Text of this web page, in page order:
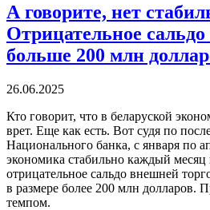
А говорите, нет
Отрицательное
больше 200 млн
26.06.2025
Кто говорит, что в беларуской
врет. Еще как есть. Вот судя по
Национального банка, с января по
экономика стабильно каждый месяц
отрицательное сальдо внешней
в размере более 200 млн долларов.
темпом.